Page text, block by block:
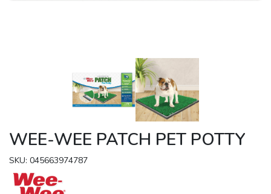
WEE-WEE PATCH PET POTTY
SKU: 045663974787